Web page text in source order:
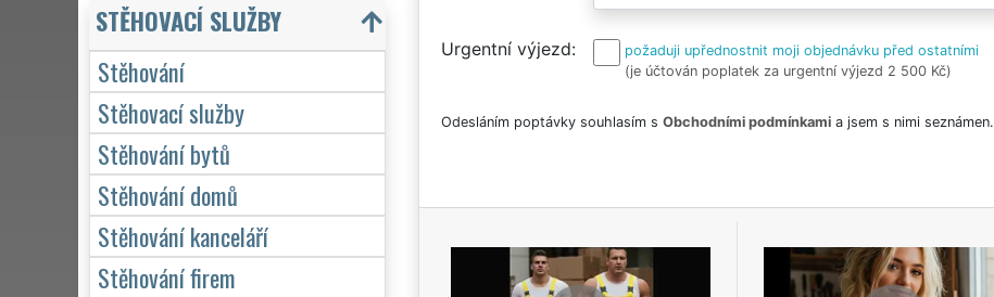
Urgentní výjezd
požaduji upřednostnit moji objednávku před ostatními
(je účtován poplatek za urgentní výjezd 2 500 Kč)
Odesláním poptávky souhlasím s Obchodními podmínkamia jsem s nimi seznámen.
STĚHOVACÍ SLUŽBY
Stěhování
Stěhovací služby
Stěhování bytů
Stěhování domů
Stěhování kanceláří
Stěhování firem